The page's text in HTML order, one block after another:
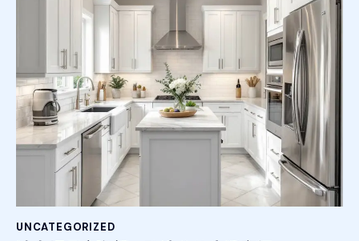
UNCATEGORIZED